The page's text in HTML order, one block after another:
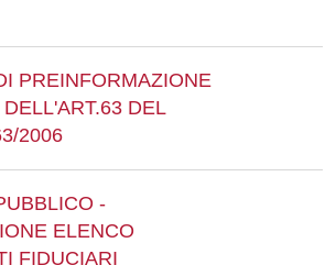
PREINFORMAZIONE
DEL
2006
-
ELENCO
FIDUCIARI